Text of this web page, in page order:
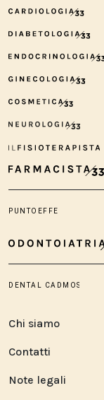
Chi siamo
Contatti
Note legali